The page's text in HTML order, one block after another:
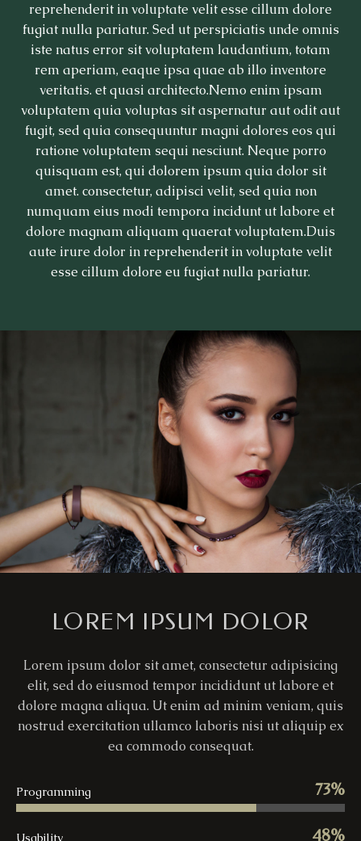
reprehenderit in voluptate velit esse cillum dolore
fugiat nulla pariatur. Sed ut perspiciatis unde omnis
iste natus error sit voluptatem laudantium, totam
rem aperiam, eaque ipsa quae ab illo inventore
veritatis. et quasi architecto.Nemo enim ipsam
voluptatem quia voluptas sit aspernatur aut odit aut
fugit, sed quia consequuntur magni dolores eos qui
ratione voluptatem sequi nesciunt. Neque porro
quisquam est, qui dolorem ipsum quia dolor sit
amet. consectetur, adipisci velit, sed quia non
numquam eius modi tempora incidunt ut labore et
dolore magnam aliquam quaerat voluptatem.Duis
aute irure dolor in reprehenderit in voluptate velit
esse cillum dolore eu fugiat nulla pariatur.
LOREM IPSUM DOLOR
Lorem ipsum dolor sit amet, consectetur adipisicing
elit, sed do eiusmod tempor incididunt ut labore et
dolore magna aliqua. Ut enim ad minim veniam, quis
nostrud exercitation ullamco laboris nisi ut aliquip ex
ea commodo consequat.
Programming 73%
Usability 48%